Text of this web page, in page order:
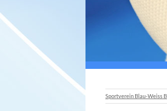
Sportverein Blau-Weiss